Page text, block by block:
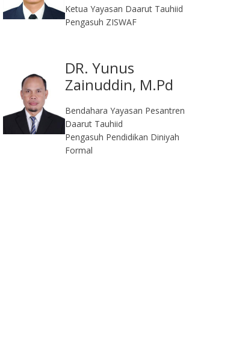
Ketua Yayasan Daarut Tauhiid
Pengasuh ZISWAF
DR. Yunus
Zainuddin, M.Pd
Bendahara Yayasan Pesantren
Daarut Tauhiid
Pengasuh Pendidikan Diniyah
Formal